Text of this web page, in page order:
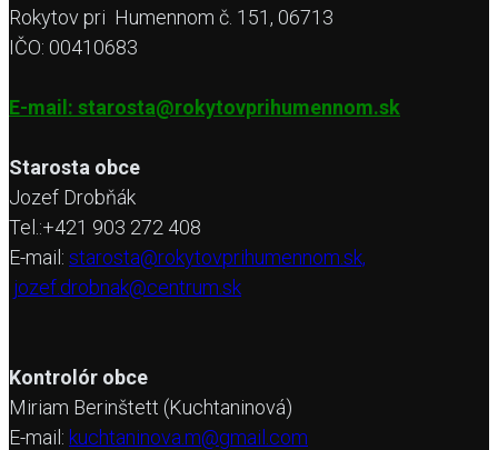
Rokytov pri Humennom č. 151, 06713
IČO: 00410683
E-mail: starosta@rokytovprihumennom.sk
Starosta obce
Jozef Drobňák
Tel.:+421 903 272 408
E-mail: starosta@rokytovprihumennom.sk,
jozef.drobnak@centrum.sk
Kontrolór obce
Miriam Berinštett (Kuchtaninová)
E-mail: kuchtaninova.m@gmail.com